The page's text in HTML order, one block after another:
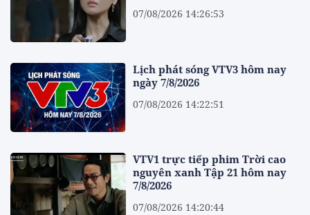
07/08/2026 14:26:53
Lịch phát sóng VTV3 hôm nay
ngày 7/8/2026
07/08/2026 14:22:51
VTV1 trực tiếp phim Trời cao
nguyên xanh Tập 21 hôm nay
7/8/2026
07/08/2026 14:20:44